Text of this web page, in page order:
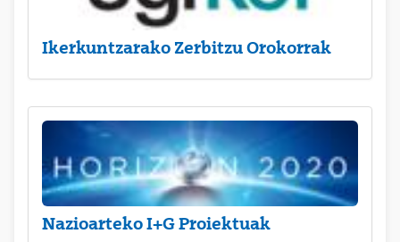
Ikerkuntzarako Zerbitzu Orokorrak
Nazioarteko I+G Proiektuak